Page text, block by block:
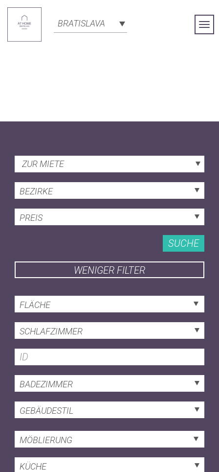
BRATISLAVA
ZUR MIETE
BEZIRKE
PREIS
SUCHE
WENIGER FILTER
FLÄCHE
SCHLAFZIMMER
BADEZIMMER
GEBÄUDESTIL
MÖBLIERUNG
KÜCHE